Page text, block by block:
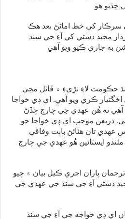
سرڪار کي خط اماڻڻ بعد هڪ
مجيد دستي کي آءِ جي سنڌ
حڪومت لاءِ نڙيءِ ۾ ڦاٿل مڇي
ڪري ويو آهي. اي ڊي خواجا
ته هُن عهدي جي چارج ڇڏڻ
ذريعن موجب اي ڊي خواجا جو
عهدي تان هٽائڻ بابت وفاقي
ايستائين هُو عهدي جي چارج
پاران اجري ڪيل بيان ۾ چيو
دستي آءِ جي سنڌ جي عهدي جي
اي ڊي خواجه جي آءِ جي سنڌ